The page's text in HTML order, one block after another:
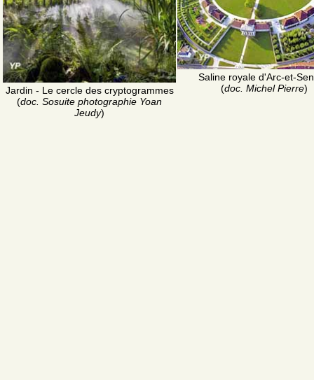
Jardin - Le cercle des cryptogrammes
(doc. Sosuite photographie Yoan
Jeudy)
Saline royale d'Arc-et-
(doc. Michel Pierre)